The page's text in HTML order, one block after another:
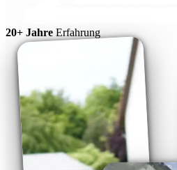
20+ Jahre Erfahrung